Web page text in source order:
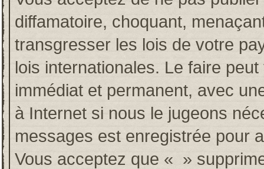
diffamatoire, choquant,
transgresser les lois de votre
lois internationales. Le faire
immédiat et permanent, avec
à Internet si nous le jugeons
messages est enregistrée pour
Vous acceptez que « »